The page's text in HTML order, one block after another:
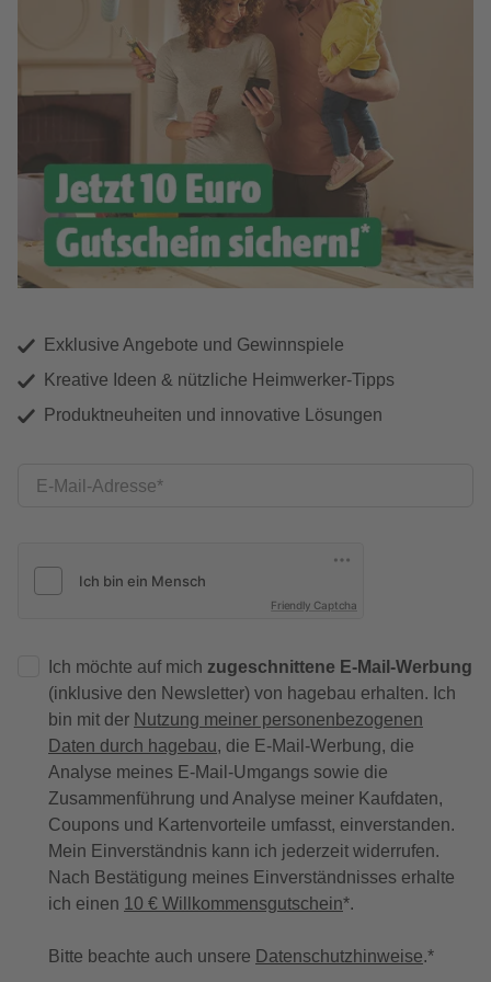
Exklusive Angebote und Gewinnspiele
Kreative Ideen & nützliche Heimwerker-Tipps
Produktneuheiten und innovative Lösungen
E-Mail-Adresse
Friendly Captcha
Ich möchte auf mich zugeschnittene E-Mail-Werbung
(inklusive den Newsletter) von hagebau erhalten. Ich
bin mit der Nutzung meiner personenbezogenen
Daten durch hagebau, die E-Mail-Werbung, die
Analyse meines E-Mail-Umgangs sowie die
Zusammenführung und Analyse meiner Kaufdaten,
Coupons und Kartenvorteile umfasst, einverstanden.
Mein Einverständnis kann ich jederzeit widerrufen.
Nach Bestätigung meines Einverständnisses erhalte
ich einen 10 € Willkommensgutschein*.
Bitte beachte auch unsere Datenschutzhinweise.